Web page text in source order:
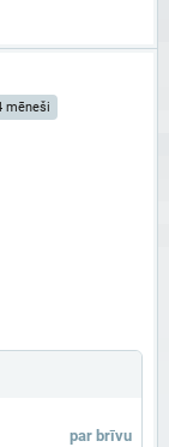
mēneši
par brīvu